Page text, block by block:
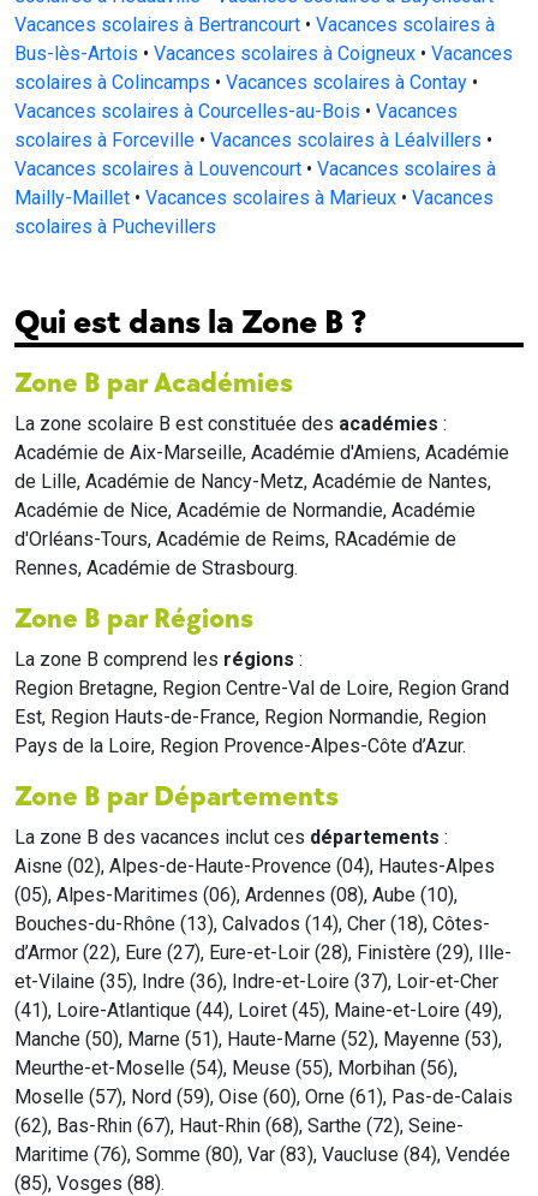
Vacances scolaires à Bertrancourt • Vacances scolaires à
Bus-lès-Artois • Vacances scolaires à Coigneux • Vacances
scolaires à Colincamps • Vacances scolaires à Contay •
Vacances scolaires à Courcelles-au-Bois • Vacances
scolaires à Forceville • Vacances scolaires à Léalvillers •
Vacances scolaires à Louvencourt • Vacances scolaires à
Mailly-Maillet • Vacances scolaires à Marieux • Vacances
scolaires à Puchevillers
Qui est dans la Zone B ?
Zone B par Académies
La zone scolaire B est constituée des académies :
Académie de Aix-Marseille, Académie d'Amiens, Académie
de Lille, Académie de Nancy-Metz, Académie de Nantes,
Académie de Nice, Académie de Normandie, Académie
d'Orléans-Tours, Académie de Reims, RAcadémie de
Rennes, Académie de Strasbourg.
Zone B par Régions
La zone B comprend les régions :
Region Bretagne, Region Centre-Val de Loire, Region Grand
Est, Region Hauts-de-France, Region Normandie, Region
Pays de la Loire, Region Provence-Alpes-Côte d’Azur.
Zone B par Départements
La zone B des vacances inclut ces départements :
Aisne (02), Alpes-de-Haute-Provence (04), Hautes-Alpes
(05), Alpes-Maritimes (06), Ardennes (08), Aube (10),
Bouches-du-Rhône (13), Calvados (14), Cher (18), Côtes-
d’Armor (22), Eure (27), Eure-et-Loir (28), Finistère (29), Ille-
et-Vilaine (35), Indre (36), Indre-et-Loire (37), Loir-et-Cher
(41), Loire-Atlantique (44), Loiret (45), Maine-et-Loire (49),
Manche (50), Marne (51), Haute-Marne (52), Mayenne (53),
Meurthe-et-Moselle (54), Meuse (55), Morbihan (56),
Moselle (57), Nord (59), Oise (60), Orne (61), Pas-de-Calais
(62), Bas-Rhin (67), Haut-Rhin (68), Sarthe (72), Seine-
Maritime (76), Somme (80), Var (83), Vaucluse (84), Vendée
(85), Vosges (88).